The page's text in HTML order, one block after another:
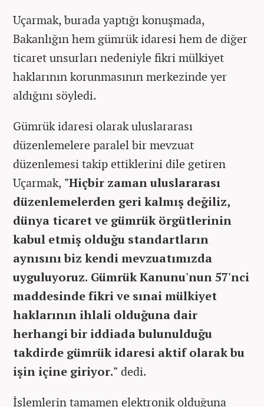
Uçarmak, burada yaptığı konuşmada,
Bakanlığın hem gümrük idaresi hem de diğer
ticaret unsurları nedeniyle fikri mülkiyet
haklarının korunmasının merkezinde yer
aldığını söyledi.
Gümrük idaresi olarak uluslararası
düzenlemelere paralel bir mevzuat
düzenlemesi takip ettiklerini dile getiren
Uçarmak, "Hiçbir zaman uluslararası
düzenlemelerden geri kalmış değiliz,
dünya ticaret ve gümrük örgütlerinin
kabul etmiş olduğu standartların
aynısını biz kendi mevzuatımızda
uyguluyoruz. Gümrük Kanunu'nun 57'nci
maddesinde fikri ve sınai mülkiyet
haklarının ihlali olduğuna dair
herhangi bir iddiada bulunulduğu
takdirde gümrük idaresi aktif olarak bu
işin içine giriyor." dedi.
İşlemlerin tamamen elektronik olduğuna